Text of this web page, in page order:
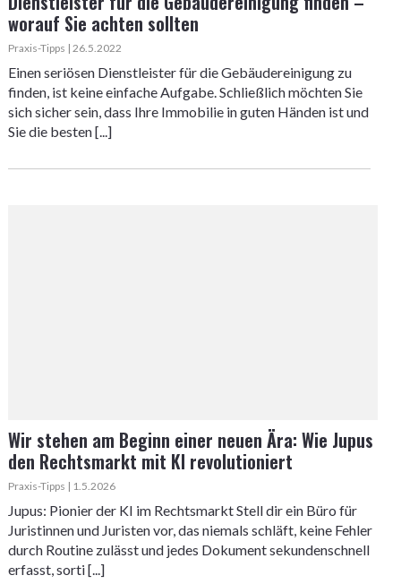
worauf Sie achten sollten
Praxis-Tipps | 26.5.2022
Einen seriösen Dienstleister für die Gebäudereinigung zu
finden, ist keine einfache Aufgabe. Schließlich möchten Sie
sich sicher sein, dass Ihre Immobilie in guten Händen ist und
Sie die besten [...]
Wir stehen am Beginn einer neuen Ära: Wie Jupus
den Rechtsmarkt mit KI revolutioniert
Praxis-Tipps | 1.5.2026
Jupus: Pionier der KI im Rechtsmarkt Stell dir ein Büro für
Juristinnen und Juristen vor, das niemals schläft, keine Fehler
durch Routine zulässt und jedes Dokument sekundenschnell
erfasst, sorti [...]